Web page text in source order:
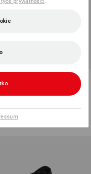
do pasa e.s.line.core
od 10 sztuki